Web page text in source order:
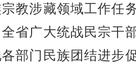
教涉藏领域工作任
省广大统战民宗干
部门民族团结进步